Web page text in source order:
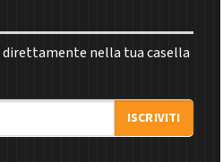
direttamente nella tua casella
ISCRIVITI